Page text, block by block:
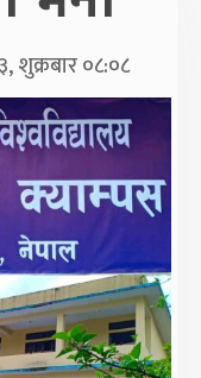
शुक्रबार ०८:०८